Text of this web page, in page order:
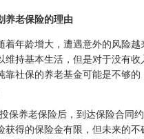
养老保险的理由
龄增大，遭遇意外的风险越
维持基本生活，但是对于没有
靠社保的养老基金可能是不够
养老保险后，到达保险合同约
获得的保险金有限，但未来的